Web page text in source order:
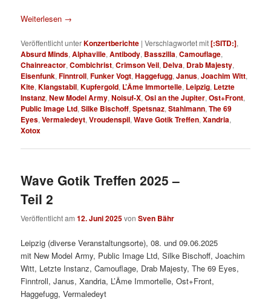
Weiterlesen →
Veröffentlicht unterKonzertberichte |Verschlagwortet mit[:SITD:],
Absurd Minds,Alphaville,Antibody, Basszilla,Camouflage,
Chainreactor,Combichrist,Crimson Veil, Delva, Drab Majesty,
Eisenfunk,Finntroll,Funker Vogt,Haggefugg,Janus,Joachim Witt,
Kite,Klangstabil,Kupfergold, L’Âme Immortelle, Leipzig, Letzte
Instanz,New Model Army,Noisuf-X,Osi an the Jupiter,Ost+Front,
Public Image Ltd,Silke Bischoff,Spetsnaz,Stahlmann,The 69
Eyes,Vermaledeyt,Vroudenspil,Wave Gotik Treffen,Xandria,
Xotox
Wave Gotik Treffen 2025 –
Teil 2
Veröffentlicht am12. Juni 2025vonSven Bähr
Leipzig (diverse Veranstaltungsorte), 08. und 09.06.2025
mit New Model Army, Public Image Ltd, Silke Bischoff, Joachim
Witt, Letzte Instanz, Camouflage, Drab Majesty, The 69 Eyes,
Finntroll, Janus, Xandria, L’Âme Immortelle, Ost+Front,
Haggefugg, Vermaledeyt